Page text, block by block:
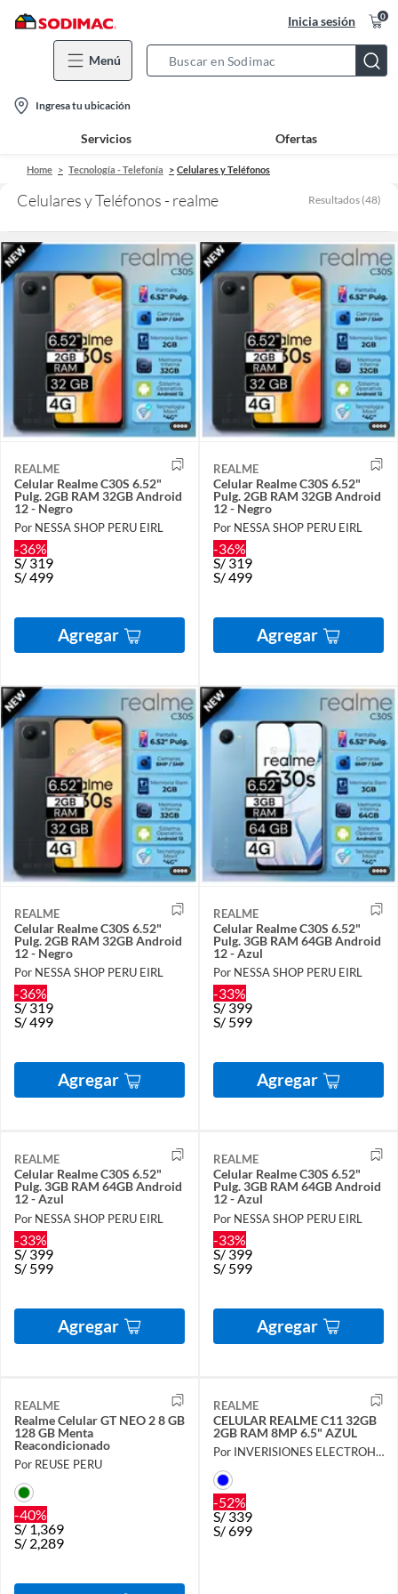
Inicia sesión 0
Menú
Bar
location-
icon
Ingresa tu ubicación
Servicios Ofertas
Home Tecnología - Telefonía Celulares y Teléfonos
Celulares y Teléfonos - realme Resultados (48)
REALME
Celular Realme C30S 6.52"
Pulg. 2GB RAM 32GB Android
12 - Negro
Por NESSA SHOP PERU EIRL
-36%
S/ 319
S/499
Agregar
REALME
Celular Realme C30S 6.52"
Pulg. 2GB RAM 32GB Android
12 - Negro
Por NESSA SHOP PERU EIRL
-36%
S/ 319
S/499
Agregar
REALME
Celular Realme C30S 6.52"
Pulg. 2GB RAM 32GB Android
12 - Negro
Por NESSA SHOP PERU EIRL
-36%
S/ 319
S/499
Agregar
REALME
Celular Realme C30S 6.52"
Pulg. 3GB RAM 64GB Android
12 - Azul
Por NESSA SHOP PERU EIRL
-33%
S/ 399
S/ 599
Agregar
REALME
Celular Realme C30S 6.52"
Pulg. 3GB RAM 64GB Android
12 - Azul
Por NESSA SHOP PERU EIRL
-33%
S/399
S/ 599
Agregar
REALME
Celular Realme C30S 6.52"
Pulg. 3GB RAM 64GB Android
12 - Azul
Por NESSA SHOP PERU EIRL
-33%
S/399
S/ 599
Agregar
REALME
Realme Celular GT NEO 2 8 GB
128 GB Menta
Reacondicionado
Por REUSE PERU
-40%
S/1,369
S/ 2,289
REALME
CELULAR REALME C11 32GB
2GB RAM 8MP 6.5" AZUL
Por INVERISIONES ELECTROHOGAR S.A.C
-52%
S/339
S/699